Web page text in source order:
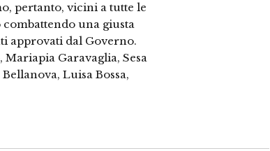
pertanto, vicini a tutte le
una giusta
approvati dal Governo.
Garavaglia, Sesa
Luisa Bossa,